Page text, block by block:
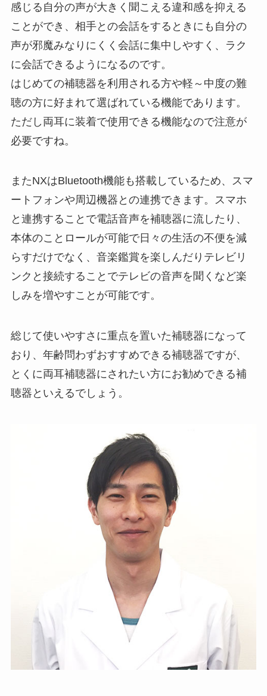
感じる自分の声が大きく聞こえる違和感を抑える
ことができ、相手との会話をするときにも自分の
声が邪魔みなりにくく会話に集中しやすく、ラク
に会話できるようになるのです。
はじめての補聴器を利用される方や軽～中度の難
聴の方に好まれて選ばれている機能であります。
ただし両耳に装着で使用できる機能なので注意が
必要ですね。
またNXはBluetooth機能も搭載しているため、スマ
ートフォンや周辺機器との連携できます。スマホ
と連携することで電話音声を補聴器に流したり、
本体のことロールが可能で日々の生活の不便を減
らすだけでなく、音楽鑑賞を楽しんだりテレビリ
ンクと接続することでテレビの音声を聞くなど楽
しみを増やすことが可能です。
総じて使いやすさに重点を置いた補聴器になって
おり、年齢問わずおすすめできる補聴器ですが、
とくに両耳補聴器にされたい方にお勧めできる補
聴器といえるでしょう。